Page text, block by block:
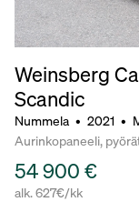
Weinsberg
Scandic
Nummela • 2021 •
Aurinkopaneeli,
54 900 €
alk. 627€/kk